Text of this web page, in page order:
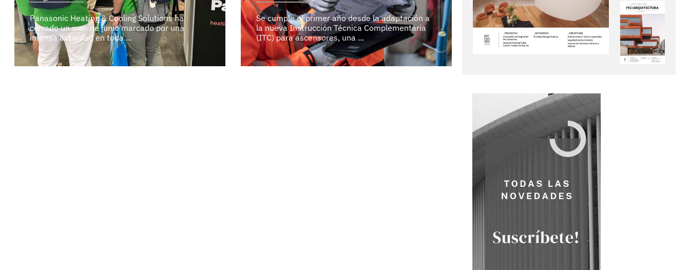
Panasonic Heating & Cooling Solutions ha
cerrado un mes de junio marcado por una
intensa actividad en toda ...
Se cumple el primer año desde la adaptación a
la nueva Instrucción Técnica Complementaria
(ITC) para ascensores, una ...